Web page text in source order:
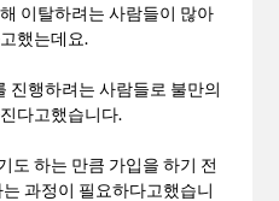
이탈하려는 사람들이 많아
했는데요.
진행하려는 사람들로 불만의
다고했습니다.
도 하는 만큼 가입을 하기 전
과정이 필요하다고했습니